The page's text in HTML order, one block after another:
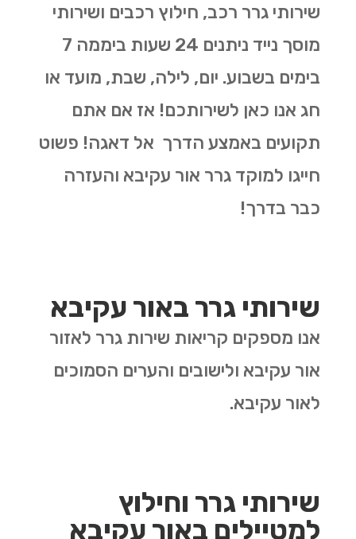
שירותי גרר רכב, חילוץ רכבים ושירותי
מוסך נייד ניתנים 24 שעות ביממה 7
בימים בשבוע. יום, לילה, שבת, מועד או
חג אנו כאן לשירותכם! אז אם אתם
תקועים באמצע הדרך אל דאגה! פשוט
חייגו למוקד גרר אור עקיבא והעזרה
כבר בדרך!
שירותי גרר באור עקיבא
אנו מספקים קריאות שירות גרר לאזור
אור עקיבא ולישובים והערים הסמוכים
לאור עקיבא.
שירותי גרר וחילוץ
למטיילים באור עקיבא